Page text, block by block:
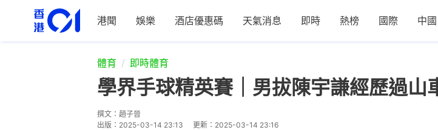
港聞 娛樂 酒店優惠碼 天氣消息 即時 熱榜 國際 中國
體育 即時體育
學界手球精英賽｜男拔陳宇謙經歷過
撰文： 趙子晉
出版： 2025-03-14 23:13 更新： 2025-03-14 23:16